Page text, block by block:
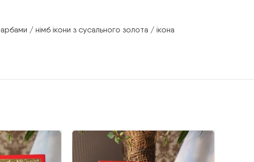
/ німб ікони з сусального золота / ікона